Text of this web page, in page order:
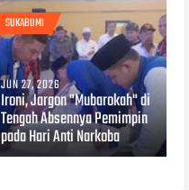
SUKABUMI
JUN 27, 2026
Ironi, Jargon "Mubarokah" di
Tengah Absennya Pemimpin
pada Hari Anti Narkoba